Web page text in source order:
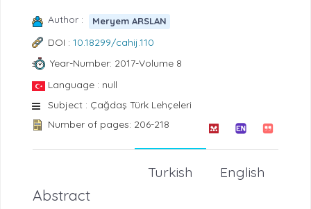
Author : Meryem ARSLAN
DOI : 10.18299/cahij.110
Year-Number: 2017-Volume 8
Language : null
Subject : Çağdaş Türk Lehçeleri
Number of pages: 206-218
English
Turkish
Abstract